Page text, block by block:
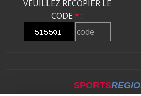
VEUILLEZ RECOPIER LE
CODE* :
SPORTS